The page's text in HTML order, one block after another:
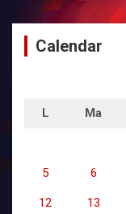
Calendar
L Ma
5 6
12 13